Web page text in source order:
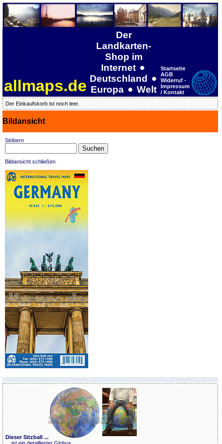
allmaps.de
Der
Landkarten-
Shop im
Internet
Deutschland
Europa
Welt
Startseite
AGB
Widerruf -
Impressum
/ Kontakt
Der Einkaufskorb ist noch leer.
Bildansicht
Stöbern
Bildansicht schließen
Dieser Sitzball ...